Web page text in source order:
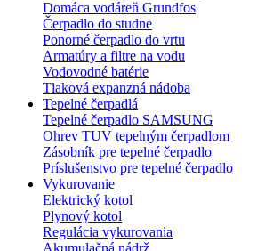
Domáca vodáreň Grundfos
Čerpadlo do studne
Ponorné čerpadlo do vrtu
Armatúry a filtre na vodu
Vodovodné batérie
Tlaková expanzná nádoba
Tepelné čerpadlá
Tepelné čerpadlo SAMSUNG
Ohrev TUV tepelným čerpadlom
Zásobník pre tepelné čerpadlo
Príslušenstvo pre tepelné čerpadlo
Vykurovanie
Elektrický kotol
Plynový kotol
Regulácia vykurovania
Akumulačná nádrž